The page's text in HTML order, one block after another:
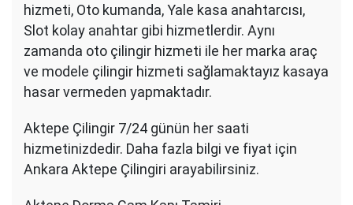
hizmeti, Oto kumanda, Yale kasa anahtarcısı,
Slot kolay anahtar gibi hizmetlerdir. Aynı
zamanda oto çilingir hizmeti ile her marka araç
ve modele çilingir hizmeti sağlamaktayız kasaya
hasar vermeden yapmaktadır.
Aktepe Çilingir 7/24 günün her saati
hizmetinizdedir. Daha fazla bilgi ve fiyat için
Ankara Aktepe Çilingiri arayabilirsiniz.